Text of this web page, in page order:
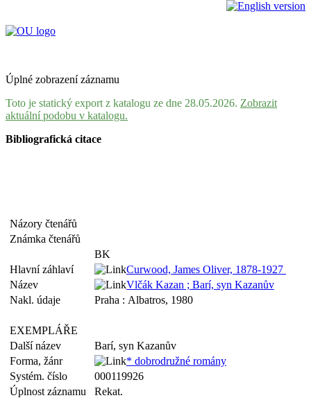
Úplné zobrazení záznamu
Toto je statický export z katalogu ze dne 28.05.2026. Zobrazit
aktuální podobu v katalogu.
Bibliografická citace
Názory čtenářů
Známka čtenářů
BK
Hlavní záhlaví
Curwood, James Oliver, 1878-1927
Název
Vlčák Kazan ; Barí, syn Kazanův
Nakl. údaje
Praha : Albatros, 1980
EXEMPLÁŘE
Další název
Barí, syn Kazanův
Forma, žánr
* dobrodružné romány
Systém. číslo
000119926
Úplnost záznamu
Rekat.